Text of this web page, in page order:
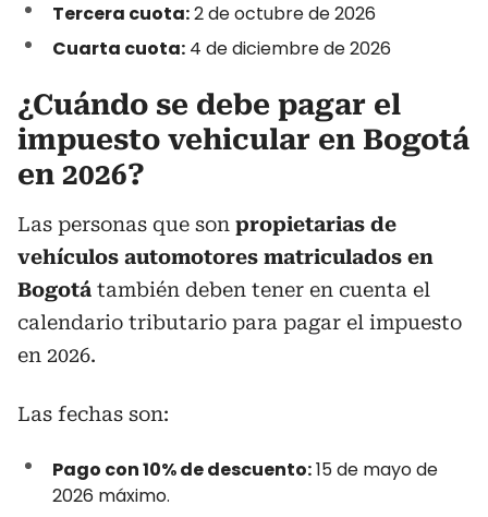
Tercera cuota:2 de octubre de 2026
Cuarta cuota: 4 de diciembre de 2026
¿Cuándo se debe pagar el
impuesto vehicular en Bogotá
en 2026?
Las personas que son propietarias de
vehículos automotores matriculados en
Bogotá también deben tener en cuenta el
calendario tributario para pagar el impuesto
en 2026.
Las fechas son:
Pago con 10% de descuento:15 de mayo de
2026 máximo.